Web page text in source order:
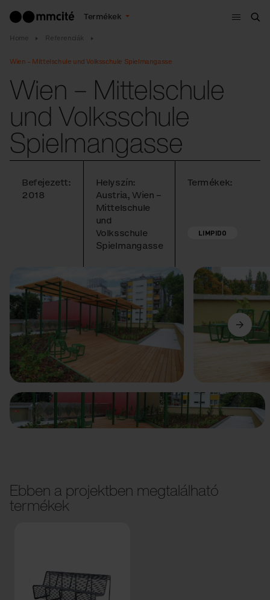
Termékek
Menü
Home Referenciák
Wien – Mittelschule und Volksschule Spielmangasse
Wien – Mittelschule
und Volksschule
Spielmangasse
Befejezett:
2018
Helyszín:
Austria, Wien –
Mittelschule
und
Volksschule
Spielmangasse
Termékek:
LIMPIDO
Előző
Ebben a projektben megtalálható
termékek